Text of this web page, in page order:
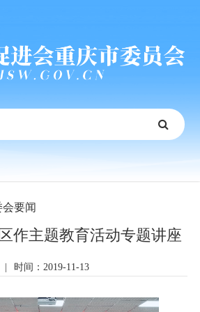
会要闻
作主题教育活动专题讲座
时间：2019-11-13